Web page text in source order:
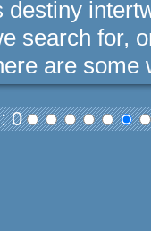
destiny
search for,
are some
0